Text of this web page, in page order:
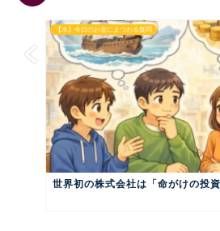
【水】今日のお金にまつわる疑問
世界初の株式会社は「命がけの投